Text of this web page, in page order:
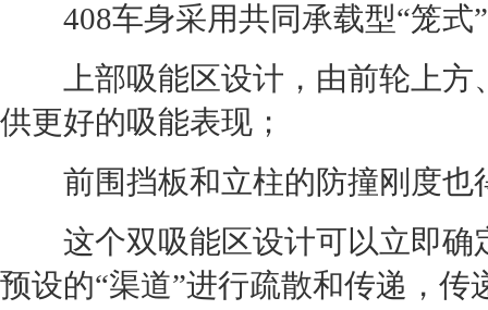
408车身采用共同承载型“笼式”
上部吸能区设计，由前轮上方
供更好的吸能表现；
前围挡板和立柱的防撞刚度也
这个双吸能区设计可以立即确
预设的“渠道”进行疏散和传递，